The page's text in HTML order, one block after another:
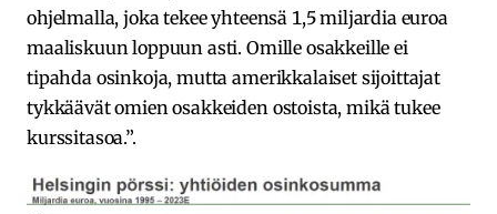
ohjelmalla, joka tekee yhteensä 1,5 miljardia euroa
maaliskuun loppuun asti. Omille osakkeille ei
tipahda osinkoja, mutta amerikkalaiset sijoittajat
tykkäävät omien osakkeiden ostoista, mikä tukee
kurssitasoa.”.